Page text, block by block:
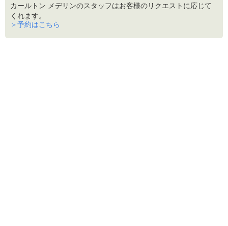
カールトン メデリンのスタッフはお客様のリクエストに応じて
くれます。
＞予約はこちら